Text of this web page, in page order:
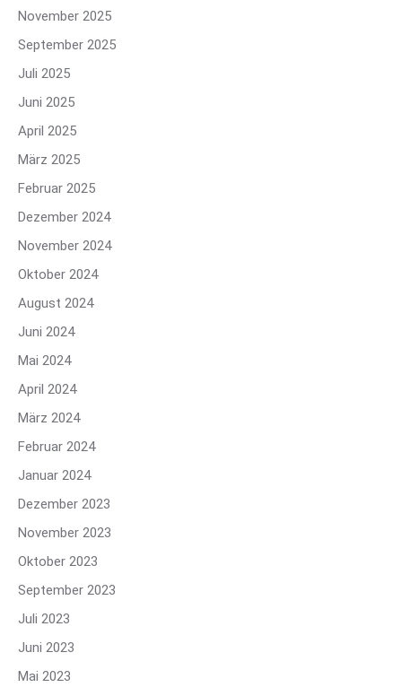
November 2025
September 2025
Juli 2025
Juni 2025
April 2025
März 2025
Februar 2025
Dezember 2024
November 2024
Oktober 2024
August 2024
Juni 2024
Mai 2024
April 2024
März 2024
Februar 2024
Januar 2024
Dezember 2023
November 2023
Oktober 2023
September 2023
Juli 2023
Juni 2023
Mai 2023